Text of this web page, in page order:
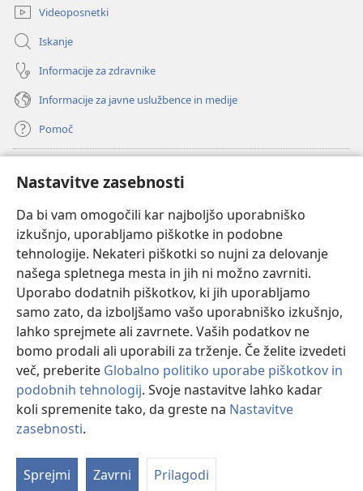
Nastavitve zasebnosti
Da bi vam omogočili kar najboljšo uporabniško
izkušnjo, uporabljamo piškotke in podobne
tehnologije. Nekateri piškotki so nujni za delovanje
našega spletnega mesta in jih ni možno zavrniti.
Uporabo dodatnih piškotkov, ki jih uporabljamo
samo zato, da izboljšamo vašo uporabniško izkušnjo,
lahko sprejmete ali zavrnete. Vaših podatkov ne
bomo prodali ali uporabili za trženje. Če želite izvedeti
več, preberite Globalno politiko uporabe piškotkov in
podobnih tehnologij. Svoje nastavitve lahko kadar
koli spremenite tako, da greste na Nastavitve
zasebnosti.
Sprejmi Zavrni Prilagodi
Videoposnetki
Iskanje
Informacije za zdravnike
Informacije za javne uslužbence in medije
Pomoč
(odpre
novo
okno) Watchtowerjeva SPLETNA KNJIŽNICA™
(odpre
novo
okno) JW Hub
(odpre
novo
okno)JW Library
Watchtower Library
Copyright© 2026 Watch Tower Bible and Tract Society of Pennsylvania.
POGOJI UPORABE